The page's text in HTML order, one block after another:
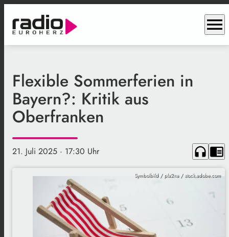
menu
Flexible Sommerferien in
Bayern?: Kritik aus
Oberfranken
21. Juli 2025 · 17:30 Uhr headphones chrome_reader_mode
Symbolbild / pla2na / stock.adobe.com